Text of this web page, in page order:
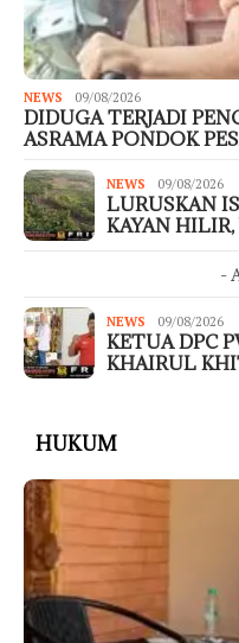
NEWS 09/08/2026
DIDUGA TERJADI
ASRAMA PONDOK
NEWS 09/08/2026
LURUSKAN
KAYAN
-
NEWS 09/08/2026
KETUA DPC
KHAIRUL
HUKUM